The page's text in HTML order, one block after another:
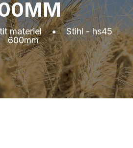
materiel•Stihl - hs45
600mm